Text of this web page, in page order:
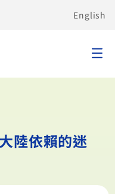
English
陸依賴的迷